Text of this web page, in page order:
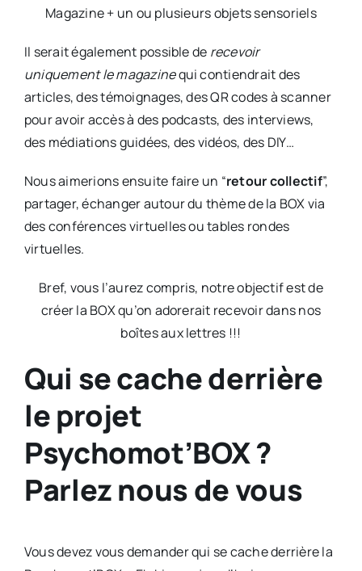
Magazine + un ou plusieurs objets sensoriels
Il serait également possible de recevoir
uniquement le magazinequi contiendrait des
articles, des témoignages, des QR codes à scanner
pour avoir accès à des podcasts, des interviews,
des médiations guidées, des vidéos, des DIY…
Nous aimerions ensuite faire un “retour collectif”,
partager, échanger autour du thème de la BOX via
des conférences virtuelles ou tables rondes
virtuelles.
Bref, vous l’aurez compris, notre objectif est de
créer la BOX qu’on adorerait recevoir dans nos
boîtes aux lettres !!!
Qui se cache derrière
le projet
Psychomot’BOX ?
Parlez nous de vous
Vous devez vous demander qui se cache derrière la